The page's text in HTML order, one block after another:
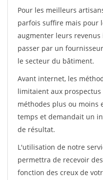
Pour les meilleurs
parfois suffire mais pour
augmenter leurs
passer par un
le secteur du bâtiment.
Avant internet, les
limitaient aux
méthodes plus ou moins
temps et demandait un
de résultat.
L'utilisation de notre
permettra de recevoir
fonction des creux de